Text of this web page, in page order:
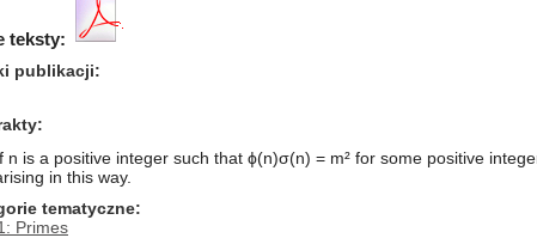
teksty:
publikacji
n is a positive integer such that ϕ(n)σ(n) = m² for some positive
in this way.
tematyczne
Primes